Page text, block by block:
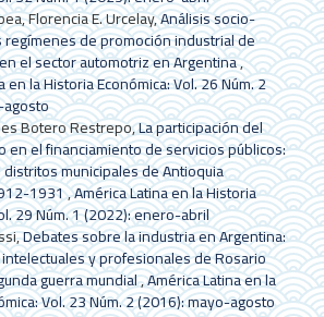
Florencia E. Urcelay,Análisis socio-
de promoción industrial de
el sector automotriz en Argentina,
en la Historia Económica: Vol. 26 Núm. 2
Botero Restrepo,La participación del
en el financiamiento de servicios públicos:
municipales de Antioquia
1931,América Latina en la Historia
29 Núm. 1 (2022): enero-abril
Debates sobre la industria en Argentina:
y profesionales de Rosario
guerra mundial,América Latina en la
Vol. 23 Núm. 2 (2016): mayo-agosto